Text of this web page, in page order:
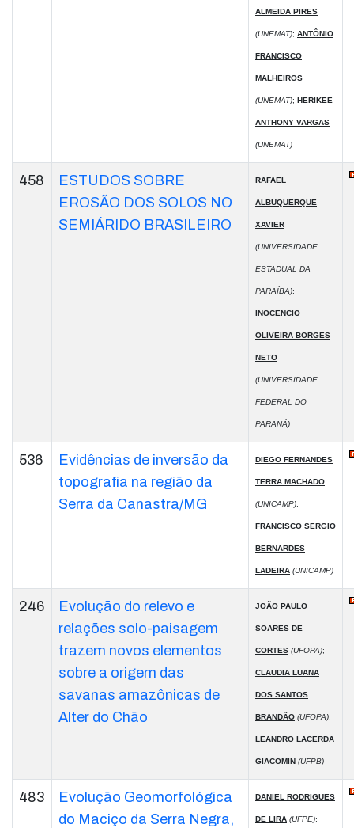
ALMEIDA PIRES
(UNEMAT); ANTÔNIO
FRANCISCO
MALHEIROS
(UNEMAT); HERIKEE
ANTHONY VARGAS
(UNEMAT)
458
ESTUDOS SOBRE
EROSÃO DOS SOLOS NO
SEMIÁRIDO BRASILEIRO
RAFAEL
ALBUQUERQUE
XAVIER
(UNIVERSIDADE
ESTADUAL DA
PARAÍBA);
INOCENCIO
OLIVEIRA BORGES
NETO
(UNIVERSIDADE
FEDERAL DO
PARANÁ)
536
Evidências de inversão da
topografia na região da
Serra da Canastra/MG
DIEGO FERNANDES
TERRA MACHADO
(UNICAMP);
FRANCISCO SERGIO
BERNARDES
LADEIRA (UNICAMP)
246
Evolução do relevo e
relações solo-paisagem
trazem novos elementos
sobre a origem das
savanas amazônicas de
Alter do Chão
JOÃO PAULO
SOARES DE
CORTES (UFOPA);
CLAUDIA LUANA
DOS SANTOS
BRANDÃO (UFOPA);
LEANDRO LACERDA
GIACOMIN (UFPB)
483
Evolução Geomorfológica
do Maciço da Serra Negra,
DANIEL RODRIGUES
DE LIRA (UFPE);